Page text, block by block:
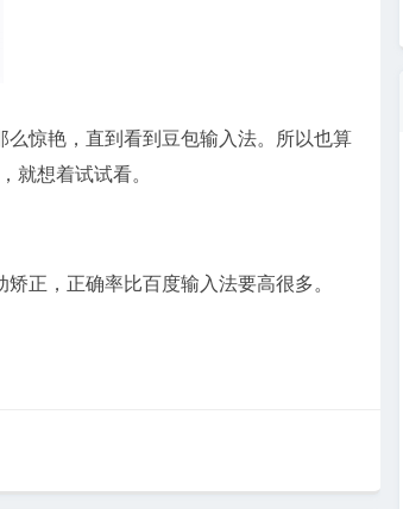
惊艳，直到看到豆包输入法。所以也算
就想着试试看。
正，正确率比百度输入法要高很多。